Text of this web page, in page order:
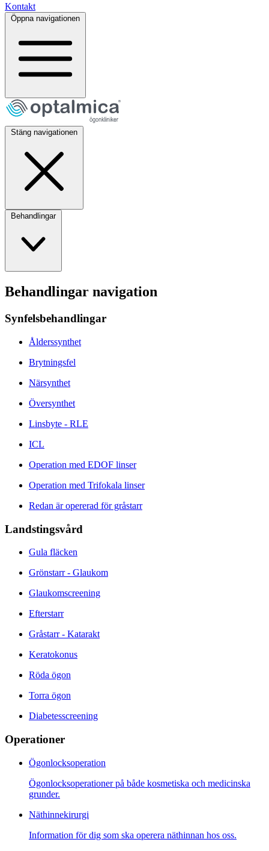
Kontakt
Öppna navigationen
Stäng navigationen
Behandlingar
Behandlingar navigation
Synfelsbehandlingar
Ålderssynthet
Brytningsfel
Närsynthet
Översynthet
Linsbyte - RLE
ICL
Operation med EDOF linser
Operation med Trifokala linser
Redan är opererad för gråstarr
Landstingsvård
Gula fläcken
Grönstarr - Glaukom
Glaukomscreening
Efterstarr
Gråstarr - Katarakt
Keratokonus
Röda ögon
Torra ögon
Diabetesscreening
Operationer
Ögonlocksoperation
Ögonlocksoperationer på både kosmetiska och medicinska
grunder.
Näthinnekirurgi
Information för dig som ska operera näthinnan hos oss.